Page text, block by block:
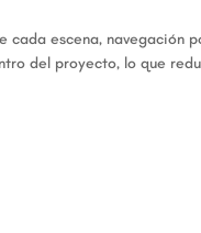
cada escena, navegación
del proyecto, lo que